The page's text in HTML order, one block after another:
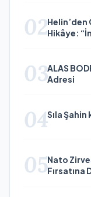
02Helin’den
Hikâye:
03ALAS
Adresi
04Sıla
05Nato
Fırsatına